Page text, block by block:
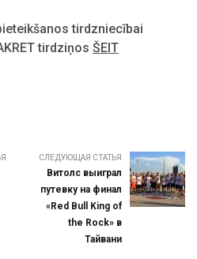
tirdzniecībai
tirdziņos ŠEIT
СЛЕДУЮЩАЯ СТАТЬЯ
Витолс выиграл
путевку на финал
«Red Bull King of
the Rock» в
Тайвани